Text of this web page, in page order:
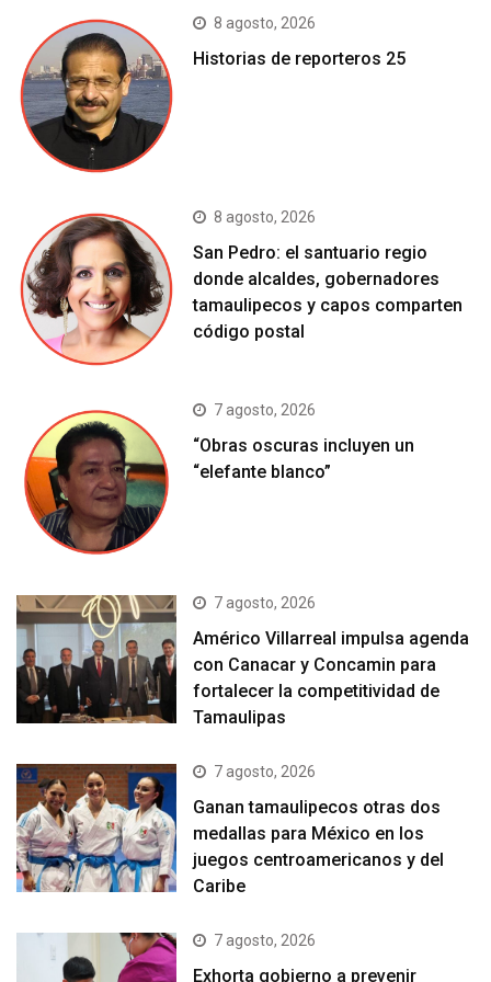
8 agosto, 2026
Historias de reporteros 25
8 agosto, 2026
San Pedro: el santuario regio
donde alcaldes, gobernadores
tamaulipecos y capos comparten
código postal
7 agosto, 2026
“Obras oscuras incluyen un
“elefante blanco”
7 agosto, 2026
Américo Villarreal impulsa agenda
con Canacar y Concamin para
fortalecer la competitividad de
Tamaulipas
7 agosto, 2026
Ganan tamaulipecos otras dos
medallas para México en los
juegos centroamericanos y del
Caribe
7 agosto, 2026
Exhorta gobierno a prevenir